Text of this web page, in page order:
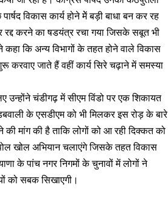
विकास कार्य होने मेें बड़ी बाधा बन कर रह
रद्द करने का षडयंत्र रचा गया जिसके सबूत भी
कि अन्य विभागों के तहत होने वाले विकास
करवाए जाते हैं वहीं कार्य सिरे चढ़ाने में समस्या
उन्होंने चंडीगढ़ में सीएम विंडो पर एक शिकायत
के एसडीएम को भी मिलकर इस रोड़ के बारे
की मांग की है ताकि लोगों को आ रही दिक्कत को
खोल अभियान चलाएंगे जिसके तहत विकास
के पांच नगर निगमों के चुनावों में लोगों ने
को सबक सिखाएगी।